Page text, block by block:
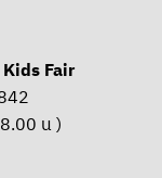
Fair
น )